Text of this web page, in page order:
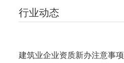
行业动态
建筑业企业资质新办注意事项